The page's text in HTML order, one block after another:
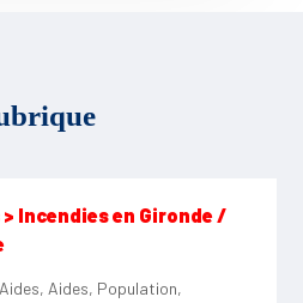
Incendies en Gironde /
Aides, Aides, Population,